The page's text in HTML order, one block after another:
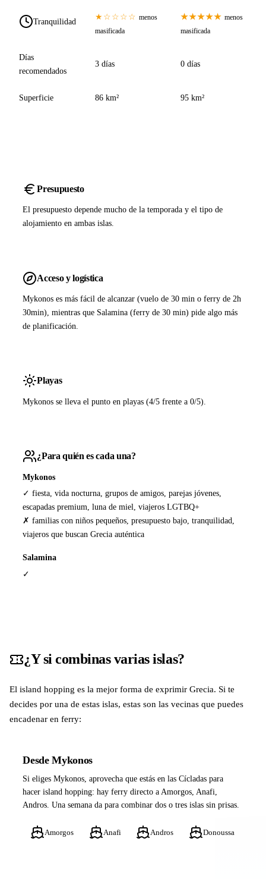
Tranquilidad ★☆☆☆☆ menos
masificada
★★★★★ menos
masificada
Días
recomendados
3 días 0 días
Superficie 86 km² 95 km²
Presupuesto
El presupuesto depende mucho de la temporada y el tipo de
alojamiento en ambas islas.
Acceso y logística
Mykonos es más fácil de alcanzar (vuelo de 30 min o ferry de 2h
30min), mientras que Salamina (ferry de 30 min) pide algo más
de planificación.
Playas
Mykonos se lleva el punto en playas (4/5 frente a 0/5).
¿Para quién es cada una?
Mykonos
✓ fiesta, vida nocturna, grupos de amigos, parejas jóvenes,
escapadas premium, luna de miel, viajeros LGTBQ+
✗ familias con niños pequeños, presupuesto bajo, tranquilidad,
viajeros que buscan Grecia auténtica
Salamina
✓
¿Y si combinas varias islas?
El island hopping es la mejor forma de exprimir Grecia. Si te
decides por una de estas islas, estas son las vecinas que puedes
encadenar en ferry:
Desde Mykonos
Si eliges Mykonos, aprovecha que estás en las Cícladas para
hacer island hopping: hay ferry directo a Amorgos, Anafi,
Andros. Una semana da para combinar dos o tres islas sin prisas.
Amorgos Anafi Andros Donoussa